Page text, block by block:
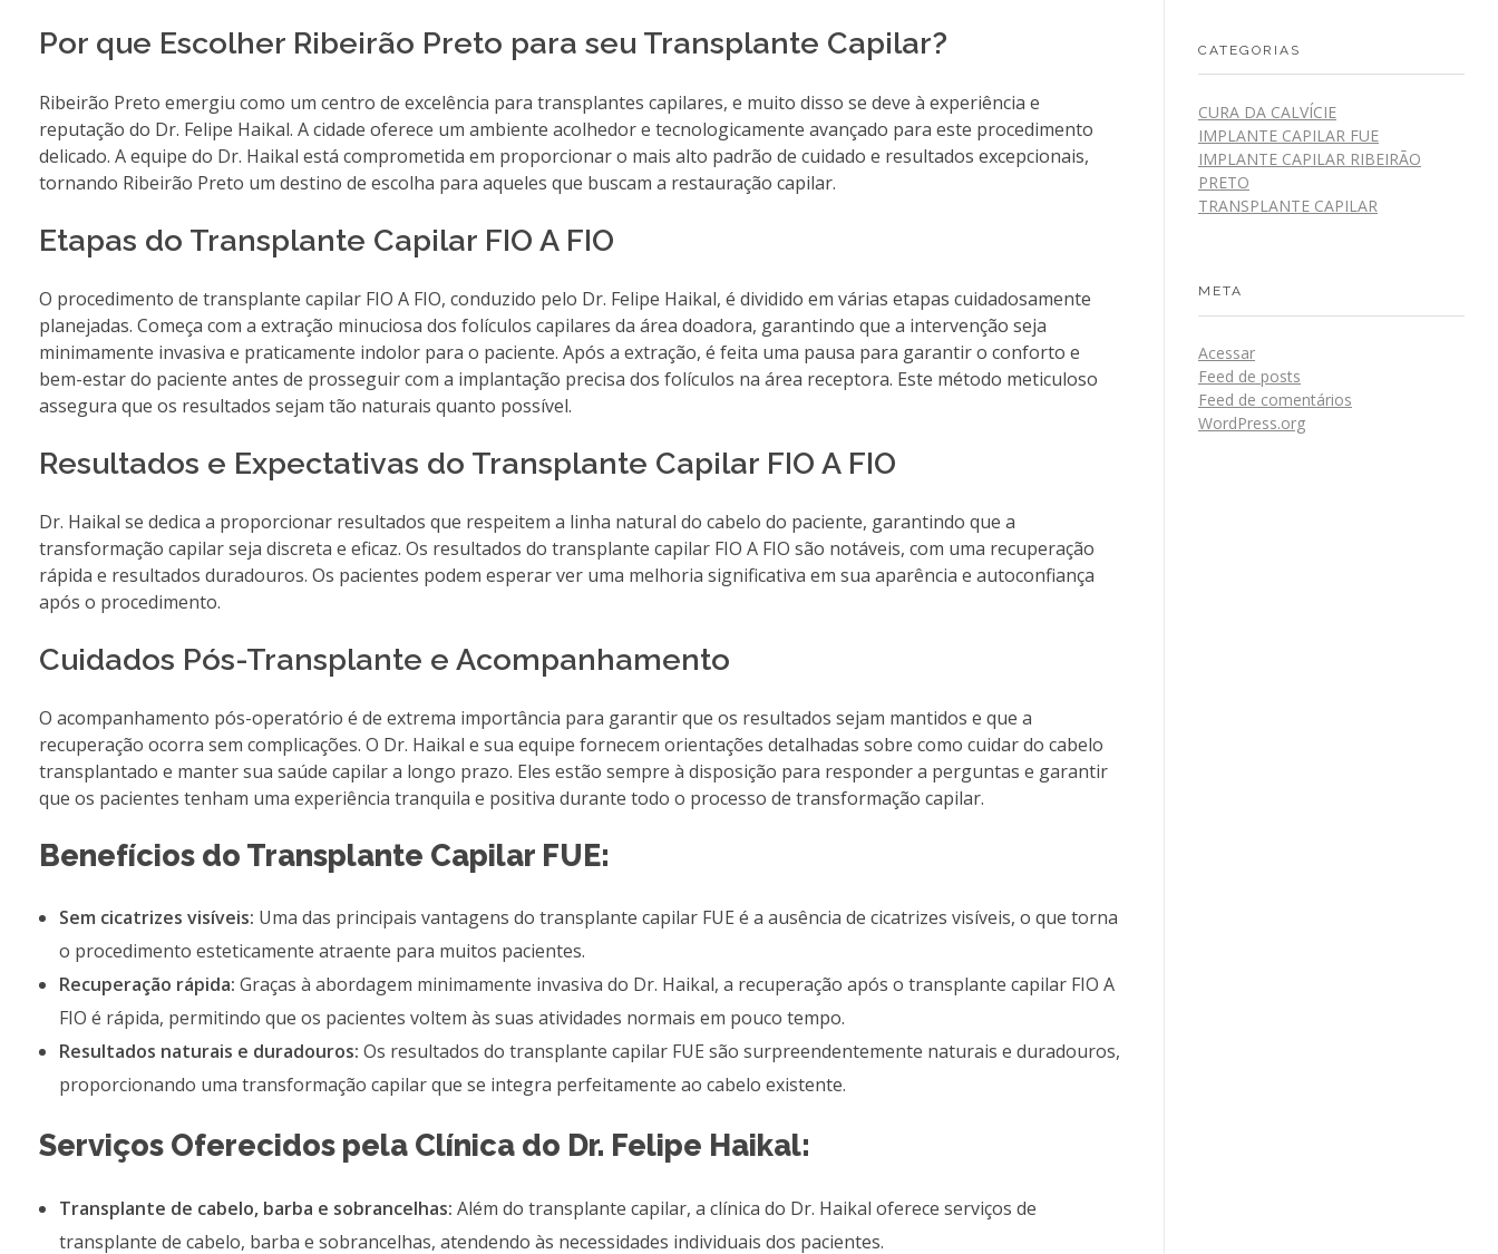
Por que Escolher Ribeirão Preto para seu Transplante Capilar?
Ribeirão Preto emergiu como um centro de excelência para transplantes capilares, e muito disso se deve à experiência e
reputação do Dr. Felipe Haikal. A cidade oferece um ambiente acolhedor e tecnologicamente avançado para este procedimento
delicado. A equipe do Dr. Haikal está comprometida em proporcionar o mais alto padrão de cuidado e resultados excepcionais,
tornando Ribeirão Preto um destino de escolha para aqueles que buscam a restauração capilar.
Etapas do Transplante Capilar FIO A FIO
O procedimento de transplante capilar FIO A FIO, conduzido pelo Dr. Felipe Haikal, é dividido em várias etapas cuidadosamente
planejadas. Começa com a extração minuciosa dos folículos capilares da área doadora, garantindo que a intervenção seja
minimamente invasiva e praticamente indolor para o paciente. Após a extração, é feita uma pausa para garantir o conforto e
bem-estar do paciente antes de prosseguir com a implantação precisa dos folículos na área receptora. Este método meticuloso
assegura que os resultados sejam tão naturais quanto possível.
Resultados e Expectativas do Transplante Capilar FIO A FIO
Dr. Haikal se dedica a proporcionar resultados que respeitem a linha natural do cabelo do paciente, garantindo que a
transformação capilar seja discreta e eficaz. Os resultados do transplante capilar FIO A FIO são notáveis, com uma recuperação
rápida e resultados duradouros. Os pacientes podem esperar ver uma melhoria significativa em sua aparência e autoconfiança
após o procedimento.
Cuidados Pós-Transplante e Acompanhamento
O acompanhamento pós-operatório é de extrema importância para garantir que os resultados sejam mantidos e que a
recuperação ocorra sem complicações. O Dr. Haikal e sua equipe fornecem orientações detalhadas sobre como cuidar do cabelo
transplantado e manter sua saúde capilar a longo prazo. Eles estão sempre à disposição para responder a perguntas e garantir
que os pacientes tenham uma experiência tranquila e positiva durante todo o processo de transformação capilar.
Benefícios do Transplante Capilar FUE:
Sem cicatrizes visíveis: Uma das principais vantagens do transplante capilar FUE é a ausência de cicatrizes visíveis, o que torna
o procedimento esteticamente atraente para muitos pacientes.
Recuperação rápida: Graças à abordagem minimamente invasiva do Dr. Haikal, a recuperação após o transplante capilar FIO A
FIO é rápida, permitindo que os pacientes voltem às suas atividades normais em pouco tempo.
Resultados naturais e duradouros: Os resultados do transplante capilar FUE são surpreendentemente naturais e duradouros,
proporcionando uma transformação capilar que se integra perfeitamente ao cabelo existente.
Serviços Oferecidos pela Clínica do Dr. Felipe Haikal:
Transplante de cabelo, barba e sobrancelhas: Além do transplante capilar, a clínica do Dr. Haikal oferece serviços de
transplante de cabelo, barba e sobrancelhas, atendendo às necessidades individuais dos pacientes.
CATEGORIAS
CURA DA CALVÍCIE
IMPLANTE CAPILAR FUE
IMPLANTE CAPILAR RIBEIRÃO
PRETO
TRANSPLANTE CAPILAR
META
Acessar
Feed de posts
Feed de comentários
WordPress.org